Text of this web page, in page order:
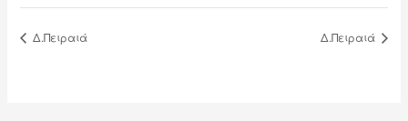
Δ.Πειραιά Δ.Πειραιά